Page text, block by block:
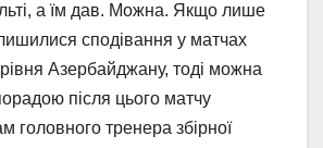
а їм дав. Можна. Якщо лише
сподівання у матчах
Азербайджану, тоді можна
після цього матчу
головного тренера збірної